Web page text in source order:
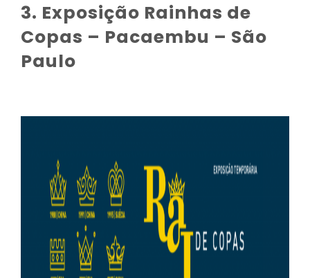
3. Exposição Rainhas de
Copas – Pacaembu – São
Paulo